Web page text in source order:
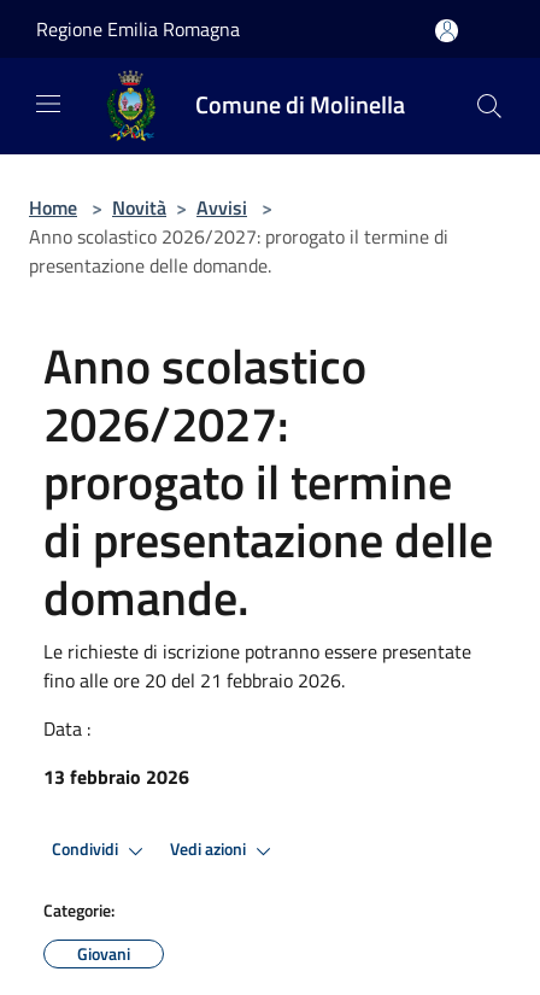
Regione Emilia Romagna
Comune di Molinella
Home > Novità > Avvisi >
Anno scolastico 2026/2027: prorogato il termine di
presentazione delle domande.
Anno scolastico
2026/2027:
prorogato il termine
di presentazione delle
domande.
Le richieste di iscrizione potranno essere presentate
fino alle ore 20 del 21 febbraio 2026.
Data :
13 febbraio 2026
Condividi Vedi azioni
Categorie:
Giovani